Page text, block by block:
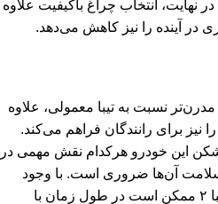
نهایت، انتخاب چراغ باکیفیت علاوه
در آینده را نیز کاهش می‌دهد.
و مدرن‌تر نسبت به تیبا معمولی، علاوه
نیز برای رانندگان فراهم می‌کند.
این خودرو هرکدام نقش مهمی در
سلامت آن‌ها ضروری است. با وجود
عملکرد قابل قبول، چراغ‌های تیبا ۲ ممکن است در طول زمان با